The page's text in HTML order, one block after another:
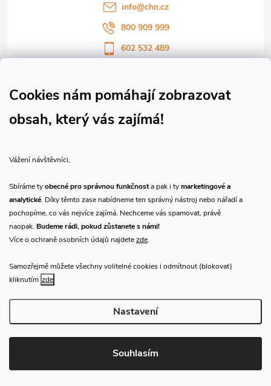
Cookies nám pomáhají zobrazovat
obsah, který vás zajímá!
Vážení návštěvníci,
Sbíráme tyobecné pro správnou funkčnosta pak i tymarketingové a
analytické. Díky těmto zase nabídneme ten správný nástroj nebo nářadí a
pochopíme, co vás nejvíce zajímá. Nechceme vás spamovat, právě
naopak. Budeme rádi, pokud zůstanete s námi!
Více o ochraně osobních údajů najdetezde.
Samozřejmě můžete všechny volitelné cookies i odmítnout (blokovat)
kliknutím zde
Nastavení
Souhlasím
info@chn.cz
800 909 999
602 532 489
Sledujte náš vlog CHN_CZ
Přijímáme online platby
Copyright 2026CHN.cz. Všechna práva vyhrazena.Upravit nastavení
cookies